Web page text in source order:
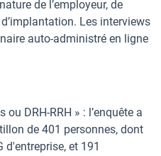
de l’employeur, de
Les interviews
auto-administré en ligne
ou DRH-RRH » : l’enquête a
de 401 personnes, dont
d'entreprise, et 191